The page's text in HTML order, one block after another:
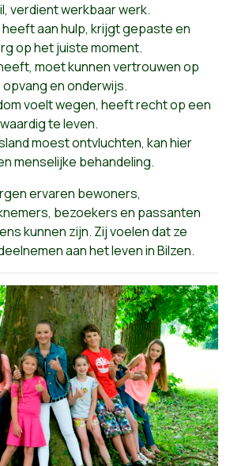
verdient werkbaar werk.
aan hulp, krijgt gepaste en
op het juiste moment.
moet kunnen vertrouwen op
en onderwijs.
voelt wegen, heeft recht op een
te leven.
moest ontvluchten, kan hier
menselijke behandeling.
ervaren bewoners,
bezoekers en passanten
kunnen zijn. Zij voelen dat ze
aan het leven in Bilzen.